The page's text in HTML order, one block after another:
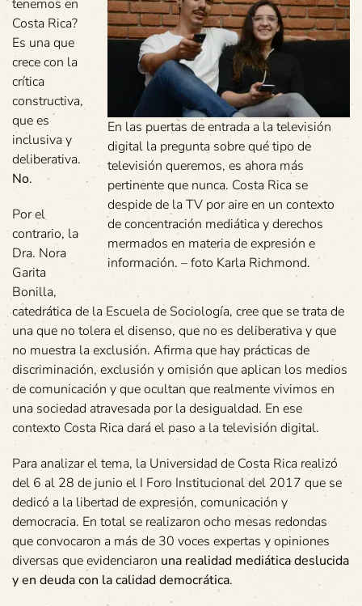
En las puertas de entrada a la televisión
digital la pregunta sobre qué tipo de
televisión queremos, es ahora más
pertinente que nunca. Costa Rica se
despide de la TV por aire en un contexto
de concentración mediática y derechos
mermados en materia de expresión e
información. – foto Karla Richmond.
tenemos en
Costa Rica?
Es una que
crece con la
crítica
constructiva,
que es
inclusiva y
deliberativa.
No.
Por el
contrario, la
Dra. Nora
Garita
Bonilla,
catedrática de la Escuela de Sociología, cree que se trata de
una que no tolera el disenso, que no es deliberativa y que
no muestra la exclusión. Afirma que hay prácticas de
discriminación, exclusión y omisión que aplican los medios
de comunicación y que ocultan que realmente vivimos en
una sociedad atravesada por la desigualdad. En ese
contexto Costa Rica dará el paso a la televisión digital.
Para analizar el tema, la Universidad de Costa Rica realizó
del 6 al 28 de junio el I Foro Institucional del 2017 que se
dedicó a la libertad de expresión, comunicación y
democracia. En total se realizaron ocho mesas redondas
que convocaron a más de 30 voces expertas y opiniones
diversas que evidenciaron una realidad mediática deslucida
y en deuda con la calidad democrática.